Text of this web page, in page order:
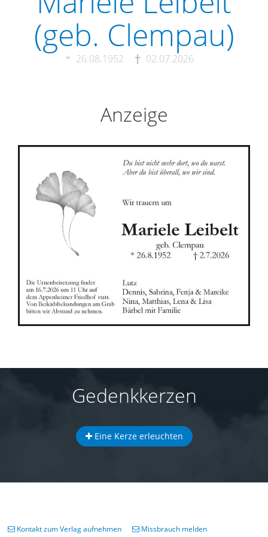
(geb. Clempau)
26.08.1952 02.07.2026
Anzeige
Gedenkkerzen
Eine Kerze erleuchten
Kontakt zum Verlag aufnehmen Missbrauch melden